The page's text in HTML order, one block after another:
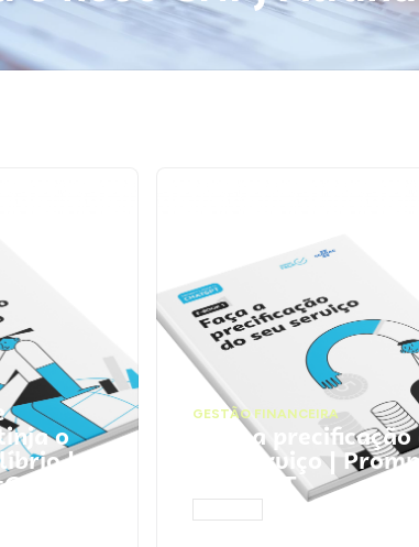
o
|
GESTÃO FINANCEIRA
Faça a
seu serviço |
ChatGPT